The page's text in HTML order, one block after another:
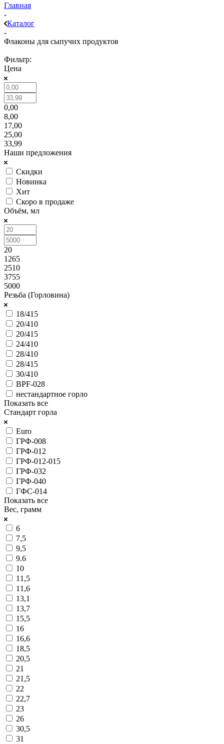
Главная
-
Каталог
-
Флаконы для сыпучих продуктов
Фильтр:
Цена
0,00
8,00
17,00
25,00
33,99
Наши предложения
Скидки
Новинка
Хит
Скоро в продаже
Объём, мл
20
1265
2510
3755
5000
Резьба (Горловина)
18/415
20/410
20/415
24/410
28/410
28/415
30/410
BPF-028
нестандартное горло
Показать все
Стандарт горла
Euro
ГРФ-008
ГРФ-012
ГРФ-012-015
ГРФ-032
ГРФ-040
ГФС-014
Показать все
Вес, грамм
6
7,5
9,5
9.6
10
11,5
11,6
13,1
13,7
15,5
16
16,6
18,5
20,5
21
21,5
22
22,7
23
26
30,5
31